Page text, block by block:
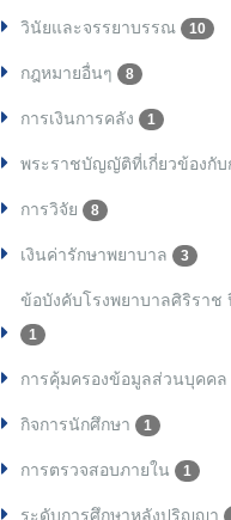
วินัยและจรรยาบรรณ 10
กฎหมายอื่นๆ 8
การเงินการคลัง 1
พระราชบัญญัติที่เกี่ยวข้องกับ
การวิจัย 8
เงินค่ารักษาพยาบาล 3
ข้อบังคับโรงพยาบาลศิริราช
1
การคุ้มครองข้อมูลส่วนบุคคล
กิจการนักศึกษา 1
การตรวจสอบภายใน 1
ระดับการศึกษาหลังปริญญา